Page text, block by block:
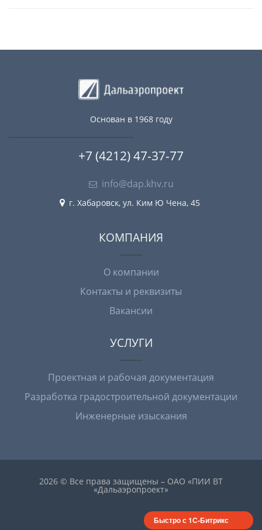
Основан в 1968 году
+7 (4212) 47-37-77
info@dap.khv.ru
г. Хабаровск, ул. Ким Ю Чена, 45
КОМПАНИЯ
О компании
Контакты и реквизиты
Вакансии
УСЛУГИ
Проектная и рабочая документация
Разработка градостроительной документации
Инженерные изыскания
2026 © Все права защищены – ОАО «ПИИ ВТ
«Дальаэропроект»
Быстро с 1С-Битрикс